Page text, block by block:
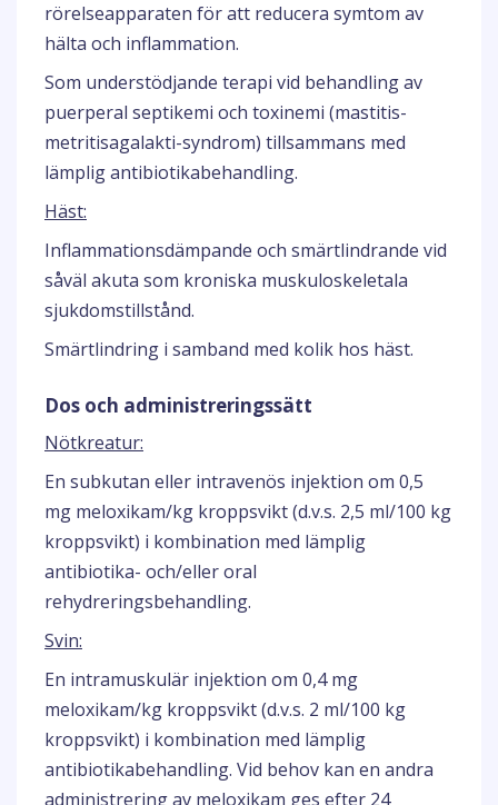
rörelseapparaten för att reducera symtom av
hälta och inflammation.
Som understödjande terapi vid behandling av
puerperal septikemi och toxinemi (mastitis-
metritisagalakti-syndrom) tillsammans med
lämplig antibiotikabehandling.
Häst:
Inflammationsdämpande och smärtlindrande vid
såväl akuta som kroniska muskuloskeletala
sjukdomstillstånd.
Smärtlindring i samband med kolik hos häst.
Dos och administreringssätt
Nötkreatur:
En subkutan eller intravenös injektion om 0,5
mg meloxikam/kg kroppsvikt (d.v.s. 2,5 ml/100 kg
kroppsvikt) i kombination med lämplig
antibiotika- och/eller oral
rehydreringsbehandling.
Svin:
En intramuskulär injektion om 0,4 mg
meloxikam/kg kroppsvikt (d.v.s. 2 ml/100 kg
kroppsvikt) i kombination med lämplig
antibiotikabehandling. Vid behov kan en andra
administrering av meloxikam ges efter 24